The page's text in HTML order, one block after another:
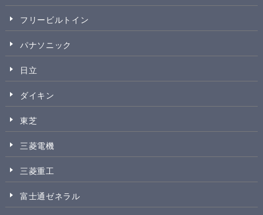
フリービルトイン
パナソニック
日立
ダイキン
東芝
三菱電機
三菱重工
富士通ゼネラル